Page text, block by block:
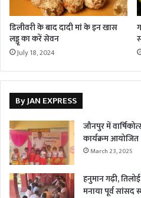
डिलीवरी के बाद दादी मां के इन खास
लड्डू का करें सेवन
July 18, 2024
By JAN EXPRESS
जौनपुर में
कार्यक्रम आयोजित
March 23, 2025
हनुमान गढ़ी,
मनाया पूर्व सांसद